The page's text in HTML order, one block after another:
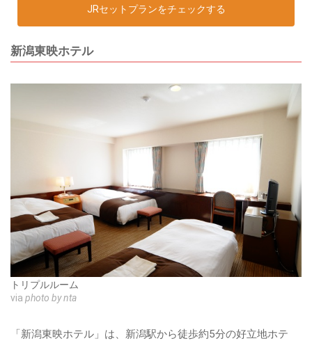
JRセットプランをチェックする
新潟東映ホテル
トリプルルーム
via photo by nta
「新潟東映ホテル」は、新潟駅から徒歩約5分の好立地ホテ